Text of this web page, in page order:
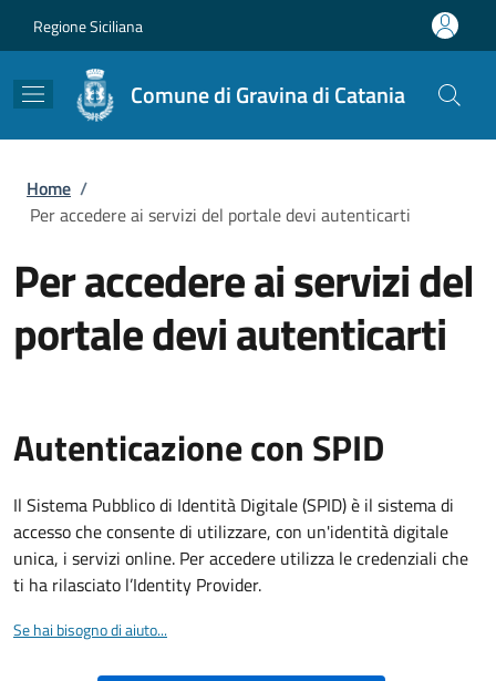
Regione Siciliana
Comune di Gravina di Catania
Briciole di pane
Home /
Per accedere ai servizi del portale devi autenticarti
Per accedere ai servizi del
portale devi autenticarti
Autenticazione con SPID
Il Sistema Pubblico di Identità Digitale (SPID) è il sistema di
accesso che consente di utilizzare, con un'identità digitale
unica, i servizi online. Per accedere utilizza le credenziali che
ti ha rilasciato l’Identity Provider.
Se hai bisogno di aiuto...